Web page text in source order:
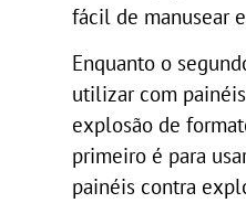
fácil de manusear
Enquanto o
utilizar com
explosão de
primeiro é para
painéis contra